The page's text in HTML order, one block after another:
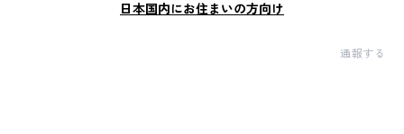
日本国内にお住まいの方向け
通報する